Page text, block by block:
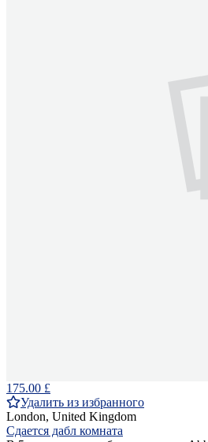
175.00 £
Удалить из избранного
London, United Kingdom
Сдается дабл комната